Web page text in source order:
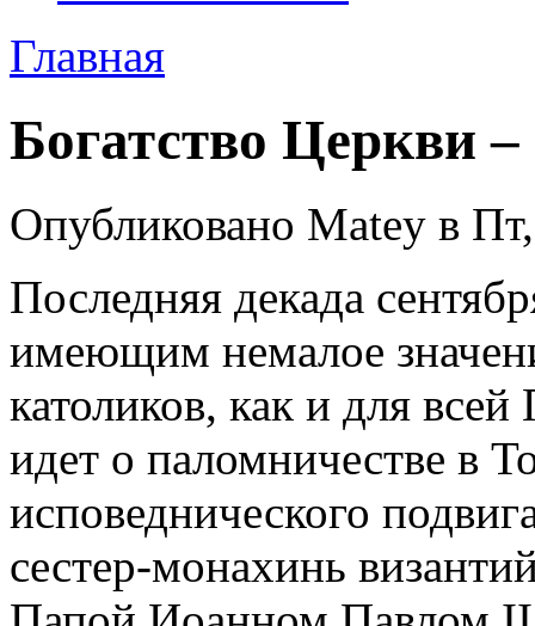
Главная
Богатство Церкви
Опубликовано Matey в
Последняя декада
имеющим немалое
католиков, как и для
идет о паломничестве в
исповеднического
сестер-монахинь